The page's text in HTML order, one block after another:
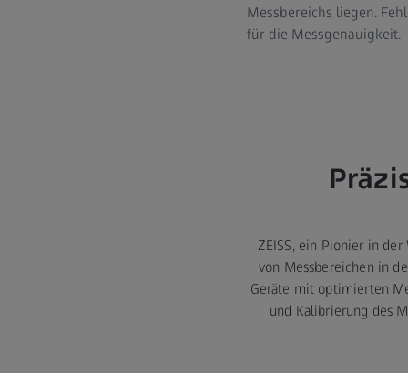
Messbereichs liegen.
für die Messgenauigkeit.
ZEISS, ein Pionier in
von Messbereichen in
Geräte mit optimierten
und Kalibrierung des